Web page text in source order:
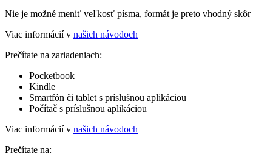
Nie je možné meniť veľkosť písma, formát je preto vhodný skôr
Viac informácií v našich návodoch
Prečítate na zariadeniach:
Pocketbook
Kindle
Smartfón či tablet s príslušnou aplikáciou
Počítač s príslušnou aplikáciou
Viac informácií v našich návodoch
Prečítate na: